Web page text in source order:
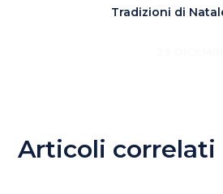
Tradizioni di
Articoli correlati